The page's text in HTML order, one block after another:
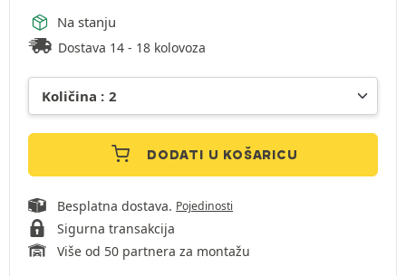
Na stanju
Dostava 14 - 18 kolovoza
DODATI U KOŠARICU
Besplatna dostava. Pojedinosti
Sigurna transakcija
Više od 50 partnera za montažu